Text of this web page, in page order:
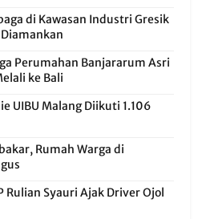
di Kawasan Industri Gresik
Perumahan Banjararum Asri
ke Bali
UIBU Malang Diikuti 1.106
Rumah Warga di
Rulian Syauri Ajak Driver Ojol